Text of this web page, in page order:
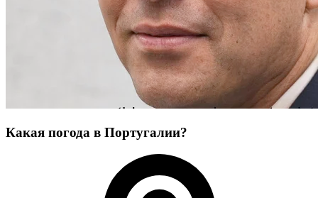
Какая погода в Португалии?